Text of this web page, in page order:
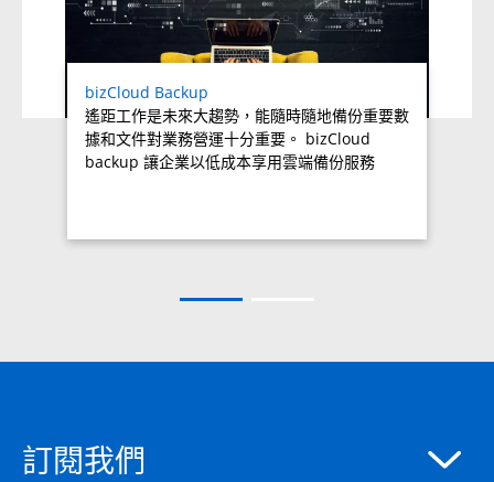
bizCloud Backup
遙距工作是未來大趨勢，能隨時隨地備份重要數
據和文件對業務營運十分重要。 bizCloud
backup 讓企業以低成本享用雲端備份服務
訂閱我們